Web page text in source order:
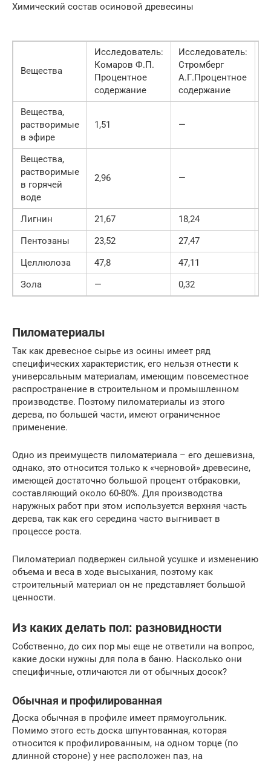
Химический состав осиновой древесины
Вещества
Исследователь:
Комаров Ф.П.
Процентное
содержание
Исследователь:
Стромберг
А.Г.Процентное
содержание
Вещества,
растворимые
в эфире
1,51 —
Вещества,
растворимые
в горячей
воде
2,96 —
Лигнин 21,67 18,24
Пентозаны
23,52 27,47
Целлюлоза
47,8 47,11
Зола
— 0,32
Пиломатериалы
Так как древесное сырье из осины имеет ряд
специфических характеристик, его нельзя отнести к
универсальным материалам, имеющим повсеместное
распространение в строительном и промышленном
производстве. Поэтому пиломатериалы из этого
дерева, по большей части, имеют ограниченное
применение.
Одно из преимуществ пиломатериала – его дешевизна,
однако, это относится только к «черновой» древесине,
имеющей достаточно большой процент отбраковки,
составляющий около 60-80%. Для производства
наружных работ при этом используется верхняя часть
дерева, так как его середина часто выгнивает в
процессе роста.
Пиломатериал подвержен сильной усушке и изменению
объема и веса в ходе высыхания, поэтому как
строительный материал он не представляет большой
ценности.
Из каких делать пол: разновидности
Собственно, до сих пор мы еще не ответили на вопрос,
какие доски нужны для пола в баню. Насколько они
специфичные, отличаются ли от обычных досок?
Обычная и профилированная
Доска обычная в профиле имеет прямоугольник.
Помимо этого есть доска шпунтованная, которая
относится к профилированным, на одном торце (по
длинной стороне) у нее расположен паз, на